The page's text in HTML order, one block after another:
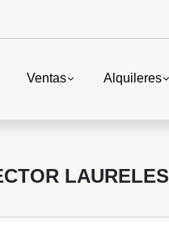
Ventas Alquileres
LAURELES